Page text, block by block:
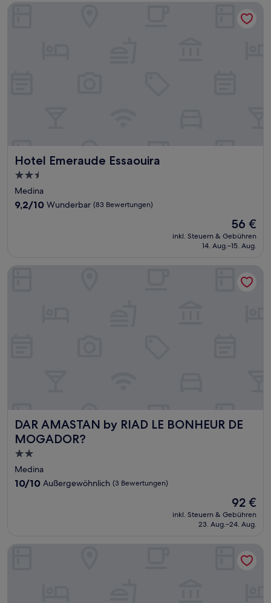
Hotel Emeraude Essaouira
Hotel Emeraude Essaouira
2.5-
Sterne-
Unterkunft
Medina
9.2
9,2/10 Wunderbar (83 Bewertungen)
Der
Preis
beträgt
56 €
inkl. Steuern & Gebühren
14. Aug.–15. Aug.
Hotel Emeraude Essaouira
DAR AMASTAN by RIAD LE BONHEUR DE
MOGADOR?
DAR AMASTAN by RIAD LE BONHEUR DE MOGADOR?
2.0-
Sterne-
Unterkunft
Medina
10.0
10/10 Außergewöhnlich (3 Bewertungen)
Der
Preis
beträgt
92 €
inkl. Steuern & Gebühren
23. Aug.–24. Aug.
Riad Dar Ory